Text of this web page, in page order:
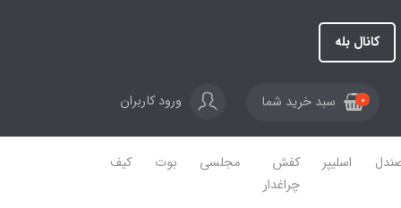
کانال بله
0 سبد خرید شما ورود کاربران
اسلیپر
کفش
چراغدار
مجلسی بوت کیف